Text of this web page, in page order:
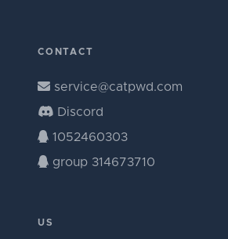
CONTACT
service@catpwd.com
Discord
1052460303
group 314673710
US